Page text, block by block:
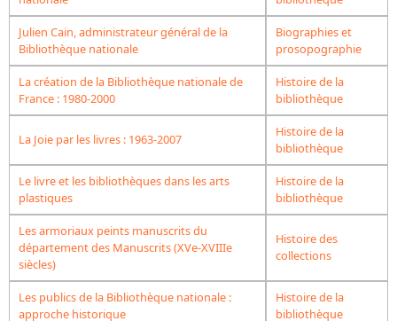
Organigrammes de la bibliothèque
Rapports d'activité de la Bibliothèque
Répertoire
Répertoire des catalogues d'expositions
Publications
Guides des sources publiés
Ouvrages et documents sur la BnF numérisés dans Gallica
Revue de la Bibliothèque nationale de France
Julien Cain, administrateur général de la
Bibliothèque nationale
Biographies et
prosopographie
La création de la Bibliothèque nationale de
France : 1980-2000
Histoire de la
bibliothèque
La Joie par les livres : 1963-2007
Histoire de la
bibliothèque
Le livre et les bibliothèques dans les arts
plastiques
Histoire de la
bibliothèque
Les armoriaux peints manuscrits du
département des Manuscrits (XVe-XVIIIe
siècles)
Histoire des
collections
Les publics de la Bibliothèque nationale :
approche historique
Histoire de la
bibliothèque